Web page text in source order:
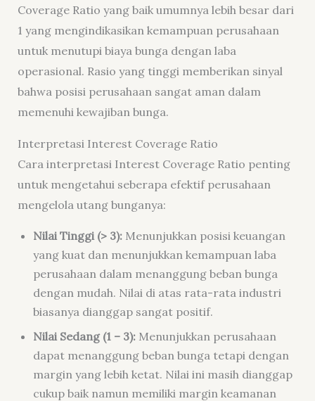
Coverage Ratio yang baik umumnya lebih besar dari
1 yang mengindikasikan kemampuan perusahaan
untuk menutupi biaya bunga dengan laba
operasional. Rasio yang tinggi memberikan sinyal
bahwa posisi perusahaan sangat aman dalam
memenuhi kewajiban bunga.
Interpretasi Interest Coverage Ratio
Cara interpretasi Interest Coverage Ratio penting
untuk mengetahui seberapa efektif perusahaan
mengelola utang bunganya:
Nilai Tinggi (> 3):Menunjukkan posisi keuangan
yang kuat dan menunjukkan kemampuan laba
perusahaan dalam menanggung beban bunga
dengan mudah. Nilai di atas rata-rata industri
biasanya dianggap sangat positif.
Nilai Sedang (1 – 3):Menunjukkan perusahaan
dapat menanggung beban bunga tetapi dengan
margin yang lebih ketat. Nilai ini masih dianggap
cukup baik namun memiliki margin keamanan